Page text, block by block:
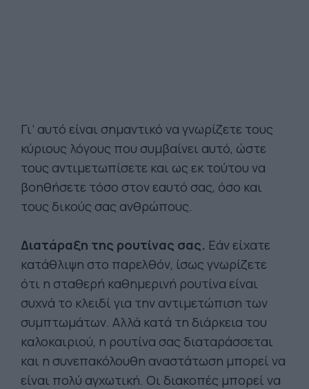
Γι’ αυτό είναι σημαντικό να γνωρίζετε τους
κύριους λόγους που συμβαίνει αυτό, ώστε
τους αντιμετωπίσετε και ως εκ τούτου να
βοηθήσετε τόσο στον εαυτό σας, όσο και
τους δικούς σας ανθρώπους.
Διατάραξη της ρουτίνας σας. Εάν είχατε
κατάθλιψη στο παρελθόν, ίσως γνωρίζετε
ότι η σταθερή καθημερινή ρουτίνα είναι
συχνά το κλειδί για την αντιμετώπιση των
συμπτωμάτων. Αλλά κατά τη διάρκεια του
καλοκαιριού, η ρουτίνα σας διαταράσσεται
και η συνεπακόλουθη αναστάτωση μπορεί να
είναι πολύ αγχωτική. Οι διακοπές μπορεί να